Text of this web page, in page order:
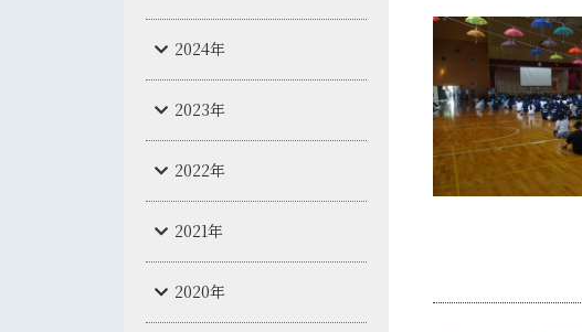
2024年
2023年
2022年
2021年
2020年